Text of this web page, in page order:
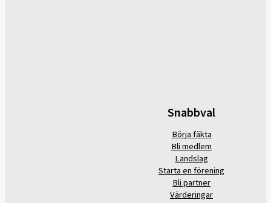
Snabbval
Börja fäkta
Bli medlem
Landslag
Starta en förening
Bli partner
Värderingar